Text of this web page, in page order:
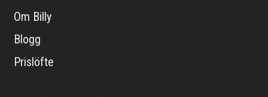
Om Billy
Blogg
Prislöfte